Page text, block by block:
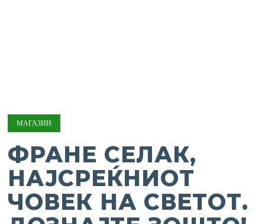
МАГАЗИН
ФРАНЕ СЕЛАК,
НАЈСРЕЌНИОТ
ЧОВЕК НА СВЕТОТ.